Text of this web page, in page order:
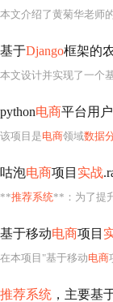
本文介绍了黄菊华老师
基于Django框架的
本文设计并实现了一个
python电商平台用
该项目是电商领域数据
咕泡电商项目 实战
**推荐系统**：为了提
基于移动电商项目
在本项目"基于移动电商
推荐系统 ，主要基